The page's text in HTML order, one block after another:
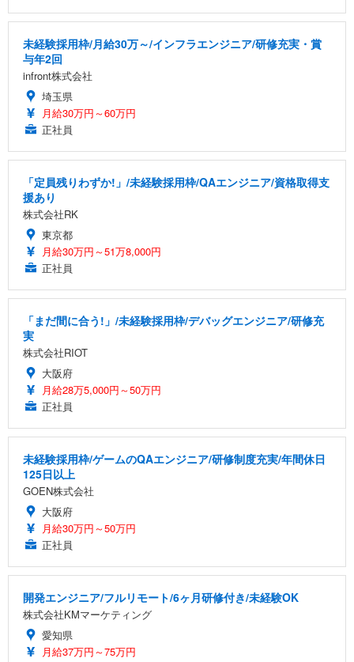
未経験採用枠/月給30万～/インフラエンジニア/研修充実・賞
与年2回
infront株式会社
埼玉県
月給30万円～60万円
正社員
「定員残りわずか!」/未経験採用枠/QAエンジニア/資格取得支
援あり
株式会社RK
東京都
月給30万円～51万8,000円
正社員
「まだ間に合う!」/未経験採用枠/デバッグエンジニア/研修充
実
株式会社RIOT
大阪府
月給28万5,000円～50万円
正社員
未経験採用枠/ゲームのQAエンジニア/研修制度充実/年間休日
125日以上
GOEN株式会社
大阪府
月給30万円～50万円
正社員
開発エンジニア/フルリモート/6ヶ月研修付き/未経験OK
株式会社KMマーケティング
愛知県
月給37万円～75万円